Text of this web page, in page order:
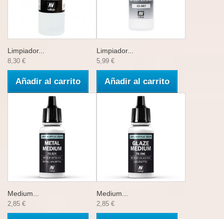
Limpiador...
8,30 €
Añadir al carrito
Limpiador...
5,99 €
Añadir al carrito
Medium...
2,85 €
Medium...
2,85 €